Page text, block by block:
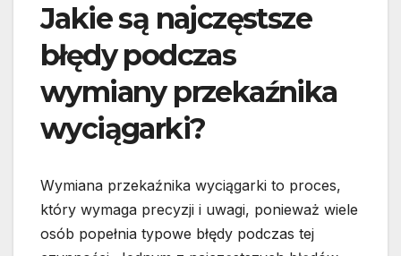
Jakie są najczęstsze
błędy podczas
wymiany przekaźnika
wyciągarki?
Wymiana przekaźnika wyciągarki to proces,
który wymaga precyzji i uwagi, ponieważ wiele
osób popełnia typowe błędy podczas tej